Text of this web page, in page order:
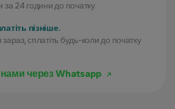
24 години до початку.
пізніше.
сплатіть будь-коли до початку
через Whatsapp